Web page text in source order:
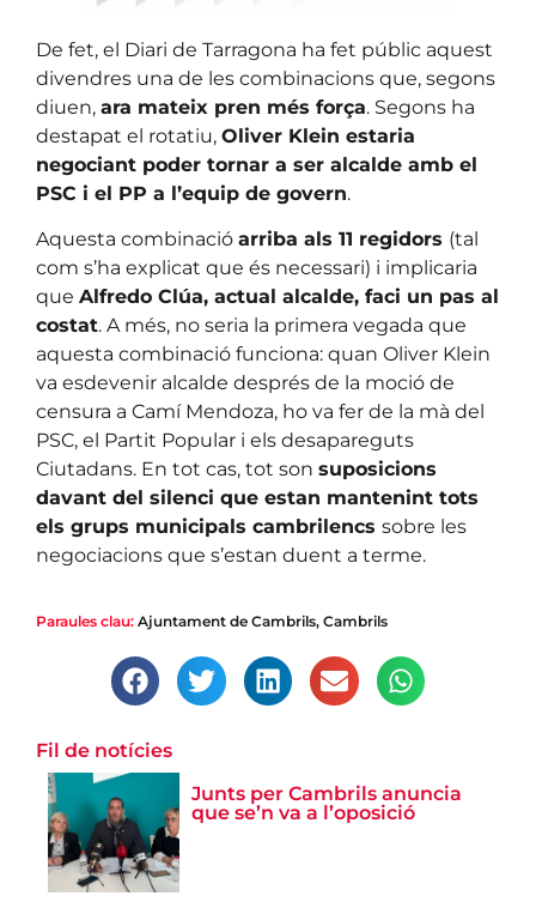
De fet, el Diari de Tarragona ha fet públic aquest
divendres una de les combinacions que, segons
diuen, ara mateix pren més força. Segons ha
destapat el rotatiu, Oliver Klein estaria
negociant poder tornar a ser alcalde amb el
PSC i el PP a l’equip de govern.
Aquesta combinació arriba als 11 regidors (tal
com s’ha explicat que és necessari) i implicaria
que Alfredo Clúa, actual alcalde, faci un pas al
costat. A més, no seria la primera vegada que
aquesta combinació funciona: quan Oliver Klein
va esdevenir alcalde després de la moció de
censura a Camí Mendoza, ho va fer de la mà del
PSC, el Partit Popular i els desapareguts
Ciutadans. En tot cas, tot son suposicions
davant del silenci que estan mantenint tots
els grups municipals cambrilencs sobre les
negociacions que s’estan duent a terme.
Paraules clau: Ajuntament de Cambrils, Cambrils
Fil de notícies
Junts per Cambrils anuncia
que se’n va a l’oposició